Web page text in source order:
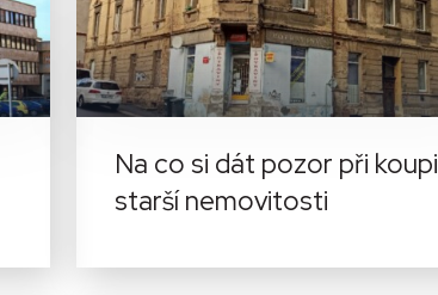
Na co si dát pozor při koupi
starší nemovitosti